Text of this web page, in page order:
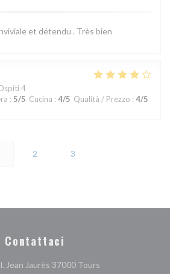
et détendu . Très bien
4
: 5/5 Cucina : 4/5 Qualità / Prezzo : 4/5
2 3
Contattaci
Jean Jaurès 37000 Tours